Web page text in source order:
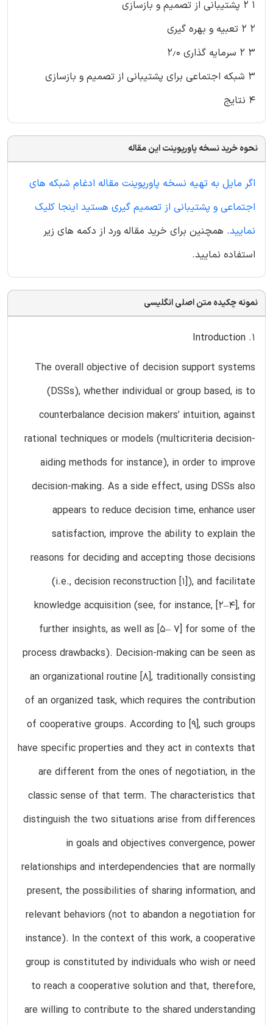
۱ ۲ پشتیبانی از تصمیم و بازسازی
۲ ۲ تعبیه و بهره گیری
۳ ۲ سرمایه گذاری ۲٫۰
۳ شبکه اجتماعی برای پشتیبانی از تصمیم و بازسازی
۴ نتایج
نحوه خرید نسخه پاورپوینت این مقاله
اگر مایل به تهیه نسخه پاورپوینت مقاله ادغام شبکه های
اجتماعی و پشتیبانی از تصمیم گیری هستید اینجا کلیک
نمایید. همچنین برای خرید مقاله ورد از دکمه های زیر
استفاده نمایید.
نمونه چکیده متن اصلی انگلیسی
1. Introduction
The overall objective of decision support systems
(DSSs), whether individual or group based, is to
counterbalance decision makers’ intuition, against
rational techniques or models (multicriteria decision-
aiding methods for instance), in order to improve
decision-making. As a side effect, using DSSs also
appears to reduce decision time, enhance user
satisfaction, improve the ability to explain the
reasons for deciding and accepting those decisions
(i.e., decision reconstruction [1]), and facilitate
knowledge acquisition (see, for instance, [2–4], for
further insights, as well as [5– 7] for some of the
process drawbacks). Decision-making can be seen as
an organizational routine [8], traditionally consisting
of an organized task, which requires the contribution
of cooperative groups. According to [9], such groups
have specific properties and they act in contexts that
are different from the ones of negotiation, in the
classic sense of that term. The characteristics that
distinguish the two situations arise from differences
in goals and objectives convergence, power
relationships and interdependencies that are normally
present, the possibilities of sharing information, and
relevant behaviors (not to abandon a negotiation for
instance). In the context of this work, a cooperative
group is constituted by individuals who wish or need
to reach a cooperative solution and that, therefore,
are willing to contribute to the shared understanding